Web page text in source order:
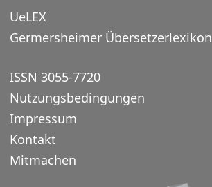
UeLEX
Germersheimer Übersetzerlexikon
ISSN 3055-7720
Nutzungsbedingungen
Impressum
Kontakt
Mitmachen